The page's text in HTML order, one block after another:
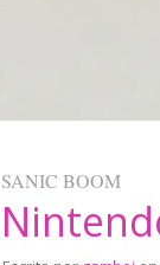
SANIC BOOM